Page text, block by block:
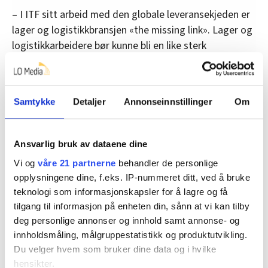
Samtykke Detaljer Annonseinnstillinger Om
Ansvarlig bruk av dataene dine
Vi og våre 21 partnerne behandler de personlige
opplysningene dine, f.eks. IP-nummeret ditt, ved å bruke
teknologi som informasjonskapsler for å lagre og få
tilgang til informasjon på enheten din, sånn at vi kan tilby
deg personlige annonser og innhold samt annonse- og
innholdsmåling, målgruppestatistikk og produktutvikling.
Du velger hvem som bruker dine data og i hvilke
hensikter.
– I ITF sitt arbeid med den globale leveransekjeden er
lager og logistikkbransjen «the missing link». Lager og
logistikkarbeidere bør kunne bli en like sterk
yrkesgruppe innenfor transportsektoren som det
havnearbeiderne har vært historisk, avslutter Peter
Nyheter lagerarbeider
Den Europeiske Transportarbeiderføderasjonen
fagorganisering Utenriks